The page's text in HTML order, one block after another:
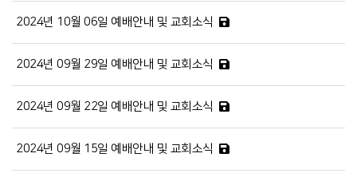
2024년 10월 06일 예배안내 및 교회소식
2024년 09월 29일 예배안내 및 교회소식
2024년 09월 22일 예배안내 및 교회소식
2024년 09월 15일 예배안내 및 교회소식